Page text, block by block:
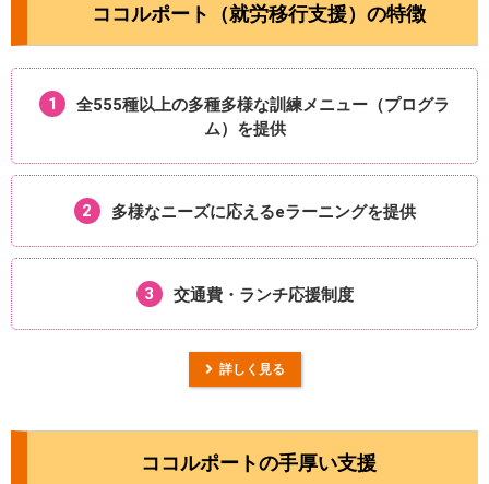
ココルポート（就労移行支援）の特徴
1 全555種以上の多種多様な訓練メニュー（プログラ
ム）を提供
2 多様なニーズに応えるeラーニングを提供
3 交通費・ランチ応援制度
詳しく見る
ココルポートの手厚い支援